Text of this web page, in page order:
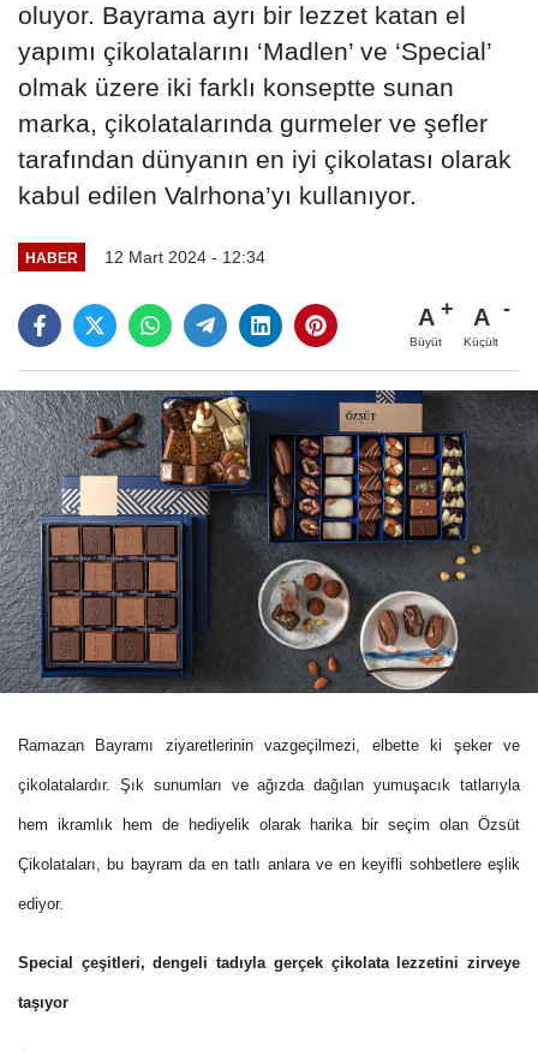
oluyor. Bayrama ayrı bir lezzet katan el
yapımı çikolatalarını ‘Madlen’ ve ‘Special’
olmak üzere iki farklı konseptte sunan
marka, çikolatalarında gurmeler ve şefler
tarafından dünyanın en iyi çikolatası olarak
kabul edilen Valrhona’yı kullanıyor.
HABER 12 Mart 2024 - 12:34
A
Büyüt
A
Küçült
Ramazan Bayramı ziyaretlerinin vazgeçilmezi, elbette ki şeker ve
çikolatalardır. Şık sunumları ve ağızda dağılan yumuşacık tatlarıyla
hem ikramlık hem de hediyelik olarak harika bir seçim olan Özsüt
Çikolataları, bu bayram da en tatlı anlara ve en keyifli sohbetlere eşlik
ediyor.
Special çeşitleri, dengeli tadıyla gerçek çikolata lezzetini zirveye
taşıyor